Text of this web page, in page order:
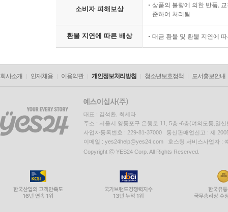
소비자 피해보상
상품의 불량에 의한 반품,
준하여 처리됨
환불 지연에 따른 배상 대금 환불 및 환불 지연에
회사소개 인재채용 이용약관 개인정보처리방침 청소년보호정책 도서홍보안내
대표 : 김석환, 최세라
주소 : 서울시 영등포구 은행로 11, 5층~6층(여의도동,일신
사업자등록번호 : 229-81-37000 통신판매업신고 : 제
이메일 : yes24help@yes24.com 호스팅 서비스사업자 :
Copyright ⓒ YES24 Corp. All Rights Reserved.